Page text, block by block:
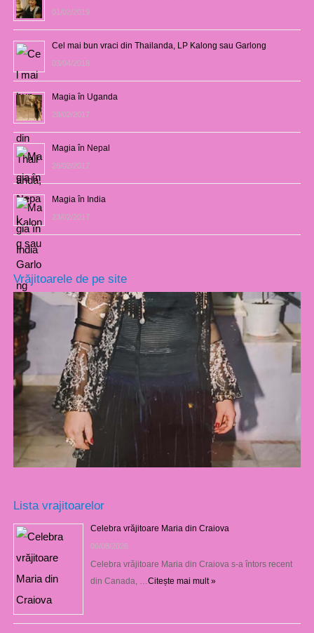
01/02/2019
Cel mai bun vraci din Thailanda, LP Kalong sau Garlong
03/04/2018
Magia în Uganda
28/02/2017
Magia în Nepal
26/02/2017
Magia în India
23/02/2017
Vrăjitoarele de pe site
Lista vrajitoarelor
Celebra vrăjitoare Maria din Craiova
06/08/2026
Celebra vrăjitoare Maria din Craiova s-a întors recent
din Canada, … Citește mai mult »